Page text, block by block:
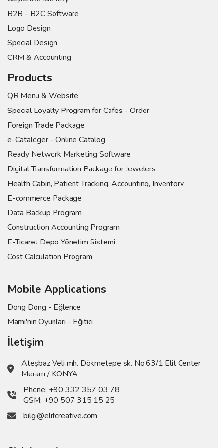
B2B - B2C Software
Logo Design
Special Design
CRM & Accounting
Products
QR Menu & Website
Special Loyalty Program for Cafes - Order
Foreign Trade Package
e-Cataloger - Online Catalog
Ready Network Marketing Software
Digital Transformation Package for Jewelers
Health Cabin, Patient Tracking, Accounting, Inventory
E-commerce Package
Data Backup Program
Construction Accounting Program
E-Ticaret Depo Yönetim Sistemi
Cost Calculation Program
Mobile Applications
Dong Dong - Eğlence
Mami'nin Oyunları - Eğitici
İletişim
Ateşbaz Veli mh. Dökmetepe sk. No:63/1 Elit Center
Meram / KONYA
Phone: +90 332 357 03 78
GSM: +90 507 315 15 25
bilgi@elitcreative.com